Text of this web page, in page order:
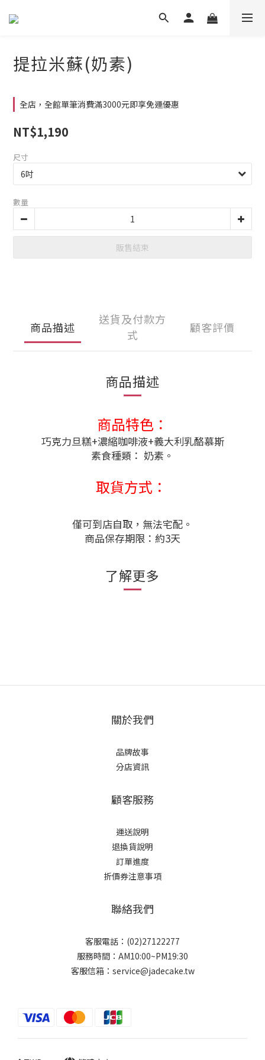
提拉米蘇(奶素)
全店，全館單筆消費滿3000元即享免運優惠
NT$1,190
尺寸
數量
販售結束
商品描述
送貨及付款方
式
顧客評價
商品描述
商品特色：
巧克力旦糕+濃縮咖啡液+義大利乳酪慕斯
素食種類： 奶素。
取貨方式：
僅可到店自取，無法宅配。
商品保存期限：約3天
了解更多
關於我們
品牌故事
分店資訊
顧客服務
運送說明
退換貨說明
訂單進度
折價券注意事項
聯絡我們
客服電話：(02)27122277
服務時間：AM10:00~PM19:30
客服信箱：service@jadecake.tw